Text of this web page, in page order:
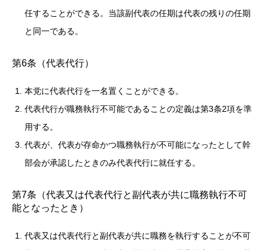
任することができる。当該副代表の任期は代表の残りの任期
と同一である。
第6条（代表代行）
本党に代表代行を一名置くことができる。
代表代行が職務執行不可能であることの定義は第3条2項を準
用する。
代表が、代表が存命かつ職務執行が不可能になったとして幹
部会が承認したときのみ代表代行に就任する。
第7条（代表又は代表代行と副代表が共に職務執行不可
能となったとき）
代表又は代表代行と副代表が共に職務を執行することが不可